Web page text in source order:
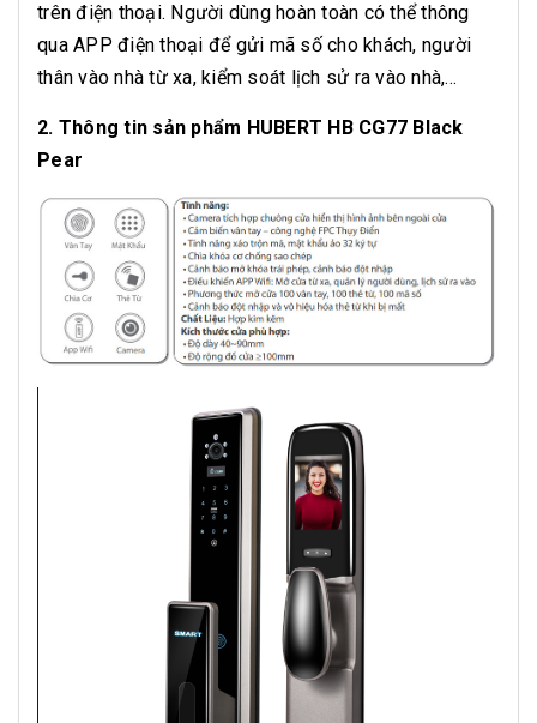
trên điện thoại. Người dùng hoàn toàn có thể thông
qua APP điện thoại để gửi mã số cho khách, người
thân vào nhà từ xa, kiểm soát lịch sử ra vào nhà,…
2. Thông tin sản phẩm HUBERT HB CG77 Black
Pear